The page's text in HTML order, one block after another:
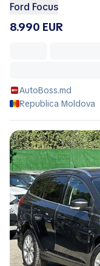
Ford Focus
8.990 EUR
AutoBoss.md
Republica Moldova